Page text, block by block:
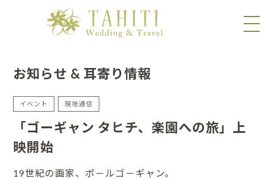
お知らせ & 耳寄り情報
イベント 現地通信
「ゴーギャン タヒチ、楽園への旅」上
映開始
19世紀の画家、ポ－ルゴ－ギャン。